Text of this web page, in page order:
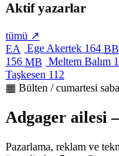
Aktif yazarlar
tümü ↗
EA
Ege Akertek 164 BB
156 MB Meltem Balım
Taşkesen 112
▦ Bülten / cumartesi
Adgager ailesi
Pazarlama, reklam ve